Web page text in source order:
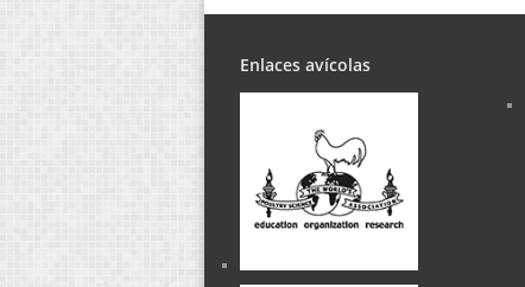
Enlaces avícolas